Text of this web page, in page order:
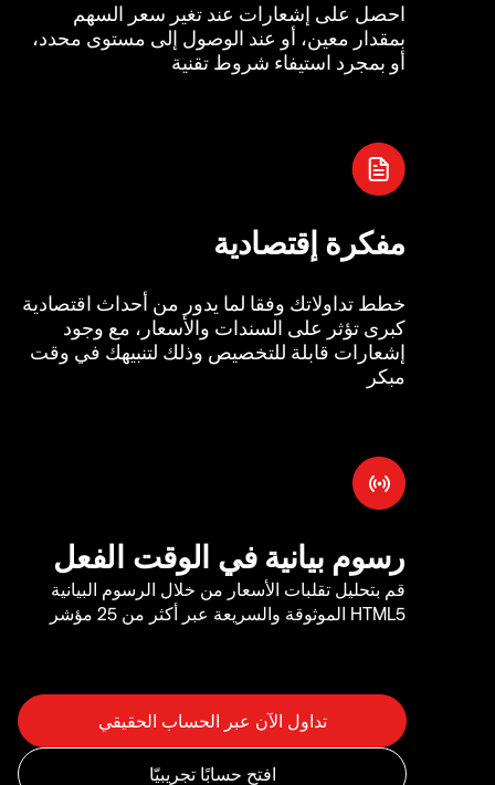
احصل على إشعارات عند تغير سعر السهم
بمقدار معين، أو عند الوصول إلى مستوى محدد،
أو بمجرد استيفاء شروط تقنية
مفكرة إقتصادية
خطط تداولاتك وفقا لما يدور من أحداث اقتصادية
كبرى تؤثر على السندات والأسعار، مع وجود
إشعارات قابلة للتخصيص وذلك لتنبيهك في وقت
مبكر
رسوم بيانية في الوقت الفعل
قم بتحليل تقلبات الأسعار من خلال الرسوم البيانية
HTML5 الموثوقة والسريعة عبر أكثر من 25 مؤشر